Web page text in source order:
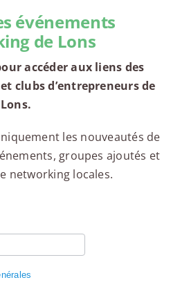
événements
de Lons
accéder aux liens des
clubs d’entrepreneurs de
Lons.
les nouveautés de
groupes ajoutés et
networking locales.